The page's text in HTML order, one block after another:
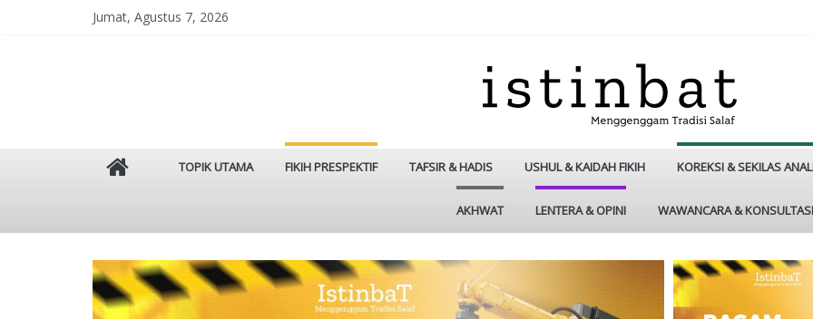
Jumat, Agustus 7, 2026
Istinbat
Salaf
TOPIK UTAMA FIKIH PRESPEKTIF TAFSIR & HADIS USHUL & KAIDAH FIKIH KOREKSI & SEKILAS
AKHWAT LENTERA & OPINI WAWANCARA & KONSULTASI